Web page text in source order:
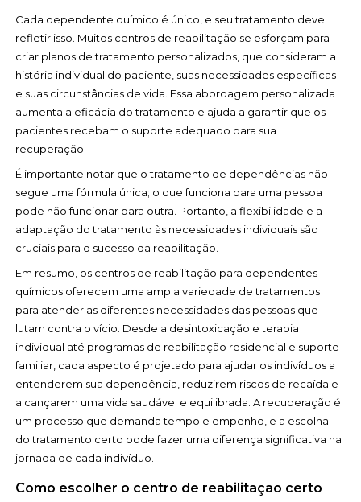
Cada dependente químico é único, e seu tratamento deve
refletir isso. Muitos centros de reabilitação se esforçam para
criar planos de tratamento personalizados, que consideram a
história individual do paciente, suas necessidades específicas
e suas circunstâncias de vida. Essa abordagem personalizada
aumenta a eficácia do tratamento e ajuda a garantir que os
pacientes recebam o suporte adequado para sua
recuperação.
É importante notar que o tratamento de dependências não
segue uma fórmula única; o que funciona para uma pessoa
pode não funcionar para outra. Portanto, a flexibilidade e a
adaptação do tratamento às necessidades individuais são
cruciais para o sucesso da reabilitação.
Em resumo, os centros de reabilitação para dependentes
químicos oferecem uma ampla variedade de tratamentos
para atender as diferentes necessidades das pessoas que
lutam contra o vício. Desde a desintoxicação e terapia
individual até programas de reabilitação residencial e suporte
familiar, cada aspecto é projetado para ajudar os indivíduos a
entenderem sua dependência, reduzirem riscos de recaída e
alcançarem uma vida saudável e equilibrada. A recuperação é
um processo que demanda tempo e empenho, e a escolha
do tratamento certo pode fazer uma diferença significativa na
jornada de cada indivíduo.
Como escolher o centro de reabilitação certo